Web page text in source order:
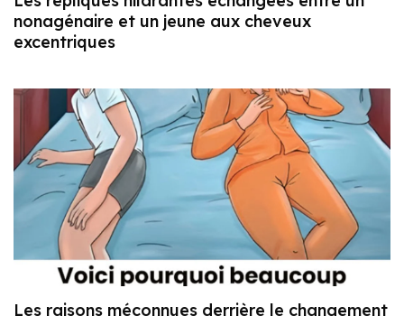
nonagénaire et un jeune aux cheveux
excentriques
Les raisons méconnues derrière le changement